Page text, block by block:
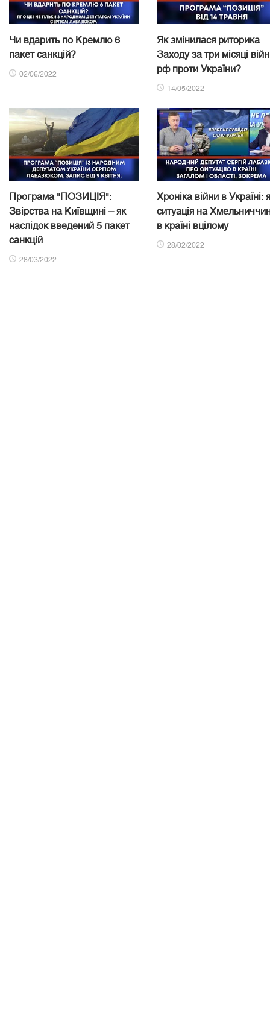
Чи вдарить по Кремлю 6
пакет санкцій?
02/06/2022
Як змінилася риторика
Заходу за три місяці
рф проти України?
14/05/2022
Програма "ПОЗИЦІЯ":
Звірства на Київщині – як
наслідок введений 5 пакет
санкцій
28/03/2022
Хроніка війни в Україні:
ситуація на
в країні вцілому
28/02/2022